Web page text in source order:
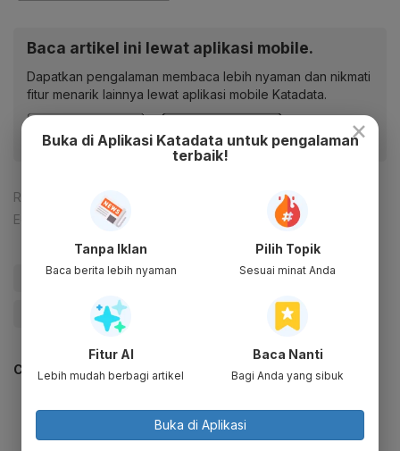
Baca artikel ini lewat aplikasi mobile.
Dapatkan pengalaman membaca lebih nyaman dan nikmati
fitur menarik lainnya lewat aplikasi mobile Katadata.
Reporter:
Nur Hana Putri Nabila
Editor:
Lona Olavia
#IHSG #Schroder #tips investasi #Saham
#Update Me
CEK JUGA DATA INI
×
Buka di Aplikasi Katadata untuk pengalaman
terbaik!
Tanpa Iklan
Baca berita lebih nyaman
Pilih Topik
Sesuai minat Anda
Fitur AI
Lebih mudah berbagi artikel
Baca Nanti
Bagi Anda yang sibuk
Buka di Aplikasi